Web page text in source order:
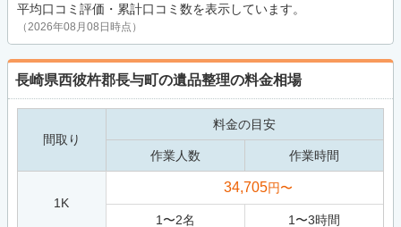
平均口コミ評価・累計口コミ数を表示しています。
（2026年08月08日時点）
長崎県西彼杵郡長与町の遺品整理の料金相場
間取り
料金の目安
作業人数 作業時間
1K
34,705円〜
1 〜2名 1 〜3時間